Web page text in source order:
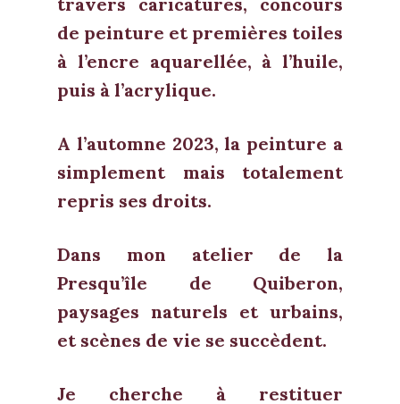
de peinture et premières toiles
à l’encre aquarellée, à l’huile,
puis à l’acrylique.
A l’automne 2023, la peinture a
simplement mais totalement
repris ses droits.
Dans mon atelier de la
Presqu’île de Quiberon,
paysages naturels et urbains,
et scènes de vie se succèdent.
Je cherche à restituer